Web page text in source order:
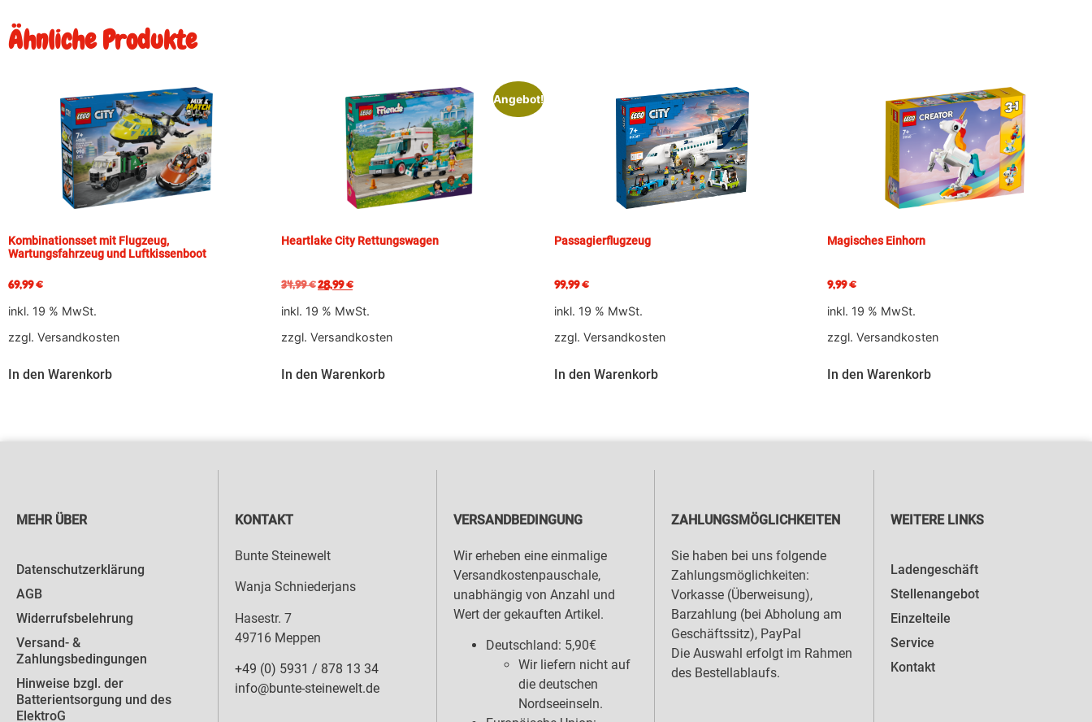
Ähnliche Produkte
Kombinationsset mit Flugzeug,
Wartungsfahrzeug und Luftkissenboot
69,99€
inkl. 19 % MwSt.
zzgl. Versandkosten
In den Warenkorb
Angebot!
Heartlake City Rettungswagen
34,99€28,99€
inkl. 19 % MwSt.
zzgl. Versandkosten
In den Warenkorb
Passagierflugzeug
99,99€
inkl. 19 % MwSt.
zzgl. Versandkosten
In den Warenkorb
Magisches Einhorn
9,99€
inkl. 19 % MwSt.
zzgl. Versandkosten
In den Warenkorb
MEHR ÜBER
Datenschutzerklärung
AGB
Widerrufsbelehrung
Versand- &
Zahlungsbedingungen
Hinweise bzgl. der
Batterientsorgung und des
ElektroG
KONTAKT
Bunte Steinewelt
Wanja Schniederjans
Hasestr. 7
49716 Meppen
+49 (0) 5931 / 878 13 34
info@bunte-steinewelt.de
VERSANDBEDINGUNG
Wir erheben eine einmalige
Versandkostenpauschale,
unabhängig von Anzahl und
Wert der gekauften Artikel.
Deutschland: 5,90€
Wir liefern nicht auf
die deutschen
Nordseeinseln.
ZAHLUNGSMÖGLICHKEITEN
Sie haben bei uns folgende
Zahlungsmöglichkeiten:
Vorkasse (Überweisung),
Barzahlung (bei Abholung am
Geschäftssitz), PayPal
Die Auswahl erfolgt im Rahmen
des Bestellablaufs.
WEITERE LINKS
Ladengeschäft
Stellenangebot
Einzelteile
Service
Kontakt